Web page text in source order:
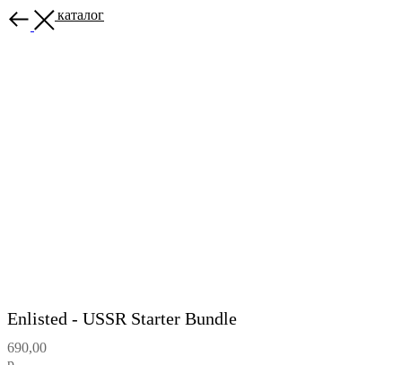
Назад в каталог
Enlisted - USSR Starter Bundle
690,00